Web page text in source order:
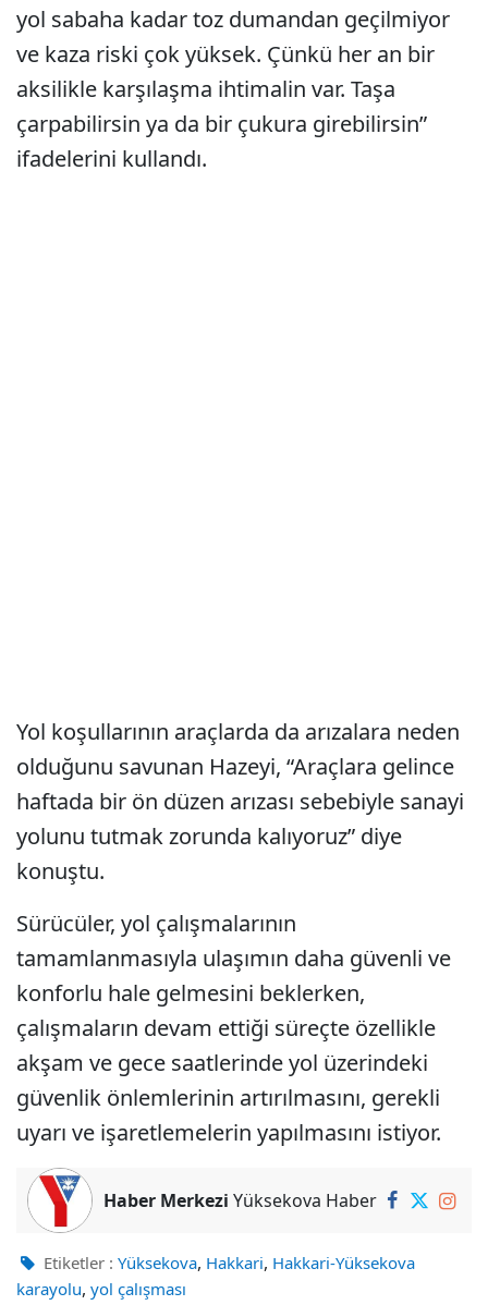
yol sabaha kadar toz dumandan geçilmiyor
ve kaza riski çok yüksek. Çünkü her an bir
aksilikle karşılaşma ihtimalin var. Taşa
çarpabilirsin ya da bir çukura girebilirsin”
ifadelerini kullandı.
Yol koşullarının araçlarda da arızalara neden
olduğunu savunan Hazeyi, “Araçlara gelince
haftada bir ön düzen arızası sebebiyle sanayi
yolunu tutmak zorunda kalıyoruz” diye
konuştu.
Sürücüler, yol çalışmalarının
tamamlanmasıyla ulaşımın daha güvenli ve
konforlu hale gelmesini beklerken,
çalışmaların devam ettiği süreçte özellikle
akşam ve gece saatlerinde yol üzerindeki
güvenlik önlemlerinin artırılmasını, gerekli
uyarı ve işaretlemelerin yapılmasını istiyor.
Haber Merkezi Yüksekova Haber
Etiketler : Yüksekova, Hakkari, Hakkari-Yüksekova
karayolu, yol çalışması